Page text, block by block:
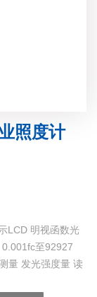
照度计
LCD 明视函数光
至92927
量 发光强度量 读